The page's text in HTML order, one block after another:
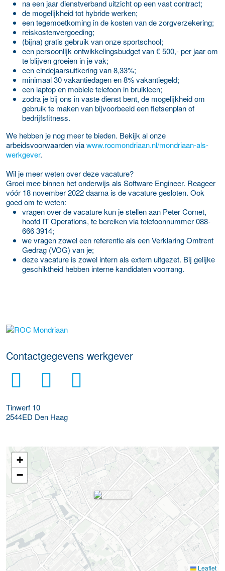
na een jaar dienstverband uitzicht op een vast contract;
de mogelijkheid tot hybride werken;
een tegemoetkoming in de kosten van de zorgverzekering;
reiskostenvergoeding;
(bijna) gratis gebruik van onze sportschool;
een persoonlijk ontwikkelingsbudget van € 500,- per jaar om
te blijven groeien in je vak;
een eindejaarsuitkering van 8,33%;
minimaal 30 vakantiedagen en 8% vakantiegeld;
een laptop en mobiele telefoon in bruikleen;
zodra je bij ons in vaste dienst bent, de mogelijkheid om
gebruik te maken van bijvoorbeeld een fietsenplan of
bedrijfsfitness.
We hebben je nog meer te bieden. Bekijk al onze
arbeidsvoorwaarden viawww.rocmondriaan.nl/mondriaan-als-
werkgever.
Wil je meer weten over deze vacature?
Groei mee binnen het onderwijs als Software Engineer. Reageer
vóór 18 november 2022 daarna is de vacature gesloten. Ook
goed om te weten:
vragen over de vacature kun je stellen aan Peter Cornet,
hoofd IT Operations, te bereiken via telefoonnummer 088-
666 3914;
we vragen zowel een referentie als een Verklaring Omtrent
Gedrag (VOG) van je;
deze vacature is zowel intern als extern uitgezet. Bij gelijke
geschiktheid hebben interne kandidaten voorrang.
Meer werkgever details
Contactgegevens werkgever
Tinwerf 10
2544ED Den Haag
+
−
Leaflet